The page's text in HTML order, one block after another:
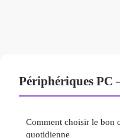
Périphériques
Comment choisir le bon
quotidienne